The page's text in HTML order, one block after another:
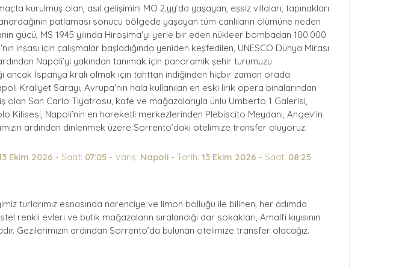
kurulmuş olan, asıl gelişimini MÖ 2.yy’da yaşayan, eşsiz villaları, tapınakları
patlaması sonucu bölgede yaşayan tüm canlıların ölümüne neden
gücü, MS 1945 yılında Hiroşima'yı yerle bir eden nükleer bombadan 100.000
inşası için çalışmalar başladığında yeniden keşfedilen, UNESCO Dünya Mirası
Napoli’yi yakından tanımak için panoramik şehir turumuzu
ancak İspanya kralı olmak için tahttan indiğinden hiçbir zaman orada
Kraliyet Sarayı, Avrupa'nın hala kullanılan en eski lirik opera binalarından
olan San Carlo Tiyatrosu, kafe ve mağazalarıyla ünlü Umberto 1 Galerisi,
Kilisesi, Napoli’nin en hareketli merkezlerinden Plebiscito Meydanı, Angev’in
ardından dinlenmek üzere Sorrento’daki otelimize transfer oluyoruz.
Ekim 2026 - Saat: 07:05 - Varış: Napoli - Tarih: 13 Ekim 2026 - Saat: 08:25
turlarımız esnasında narenciye ve limon bolluğu ile bilinen, her adımda
evleri ve butik mağazaların sıralandığı dar sokakları, Amalfi kıyısının
Gezilerimizin ardından Sorrento’da bulunan otelimize transfer olacağız.